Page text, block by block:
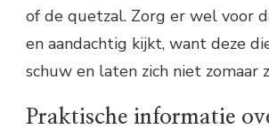
of de quetzal. Zorg er wel voor
en aandachtig kijkt, want deze
schuw en laten zich niet zomaar
Praktische informatie